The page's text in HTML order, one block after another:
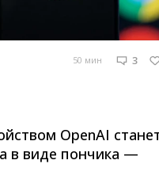
50 мин 3
OpenAI
в виде пончика —